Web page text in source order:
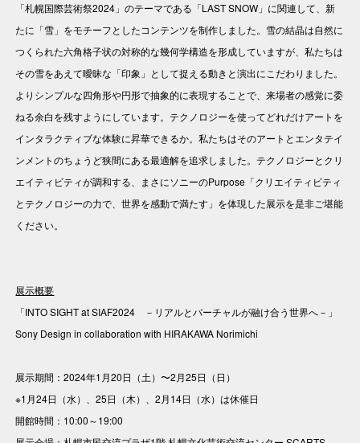
「札幌国際芸術祭2024」のテーマである「LAST SNOW」に関連して、新
たに「雪」をモチーフとしたコンテンツを制作しました。雪の結晶は自然に
つくられた六角格子状の対称的な幾何学構造を形成していますが、私たちは
その雪をあえて曖昧な「印象」として捉える動きと演出にこだわりました。
よりシンプルな四角形や円形で抽象的に表現することで、来場者の感覚に委
ねる余白を残すようにしています。テクノロジーを使ってどれだけアートを
インタラクティブな体験に昇華できるか。私たちはそのアートとエンタテイ
ンメントのちょうど狭間にある最適解を追求しました。テクノロジーとクリ
エイティビティが調和する、まさにソニーのPurpose「クリエイティビティ
とテクノロジーの力で、世界を感動で満たす」を体現した展示を是非ご堪能
ください。
展示概要
「INTO SIGHT at SIAF2024 －リアルとバーチャルが融け合う世界へ－」
Sony Design in collaboration with HIRAKAWA Norimichi
展示期間：2024年1月20日（土）〜2月25日（日）
※1月24日（水）、25日（木）、2月14日（水）は休催日
開館時間：10:00～19:00